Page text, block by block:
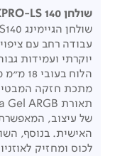
שולחן SCORPIUS DESKPRO-LS 140
עבודה רחב עם
יוקרתי ועמידות
הלוח
מתכת חזקה
של עיצוב,
האישית. בנוסף,
לכוס ומחזיק